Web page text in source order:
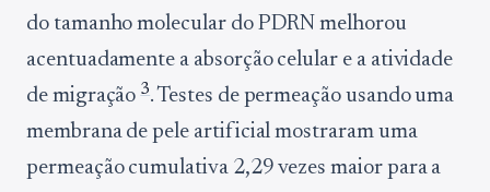
do tamanho molecular do PDRN melhorou
acentuadamente a absorção celular e a atividade
de migração3. Testes de permeação usando uma
membrana de pele artificial mostraram uma
permeação cumulativa 2,29 vezes maior para a